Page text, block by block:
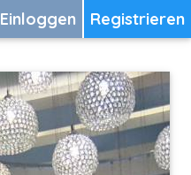
Registrieren
Einloggen